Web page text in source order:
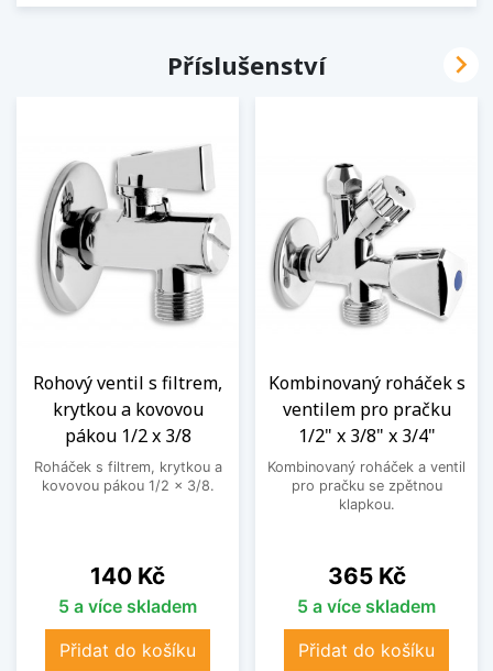
Příslušenství
Rohový ventil s filtrem,
krytkou a kovovou
pákou 1/2 x 3/8
Roháček s filtrem, krytkou a
kovovou pákou 1/2 x 3/8.
Cena
140 Kč
5 a více skladem
Přidat do košíku
Kombinovaný roháček s
ventilem pro pračku
1/2" x 3/8" x 3/4"
Kombinovaný roháček a ventil
pro pračku se zpětnou
klapkou.
Cena
365 Kč
5 a více skladem
Přidat do košíku
